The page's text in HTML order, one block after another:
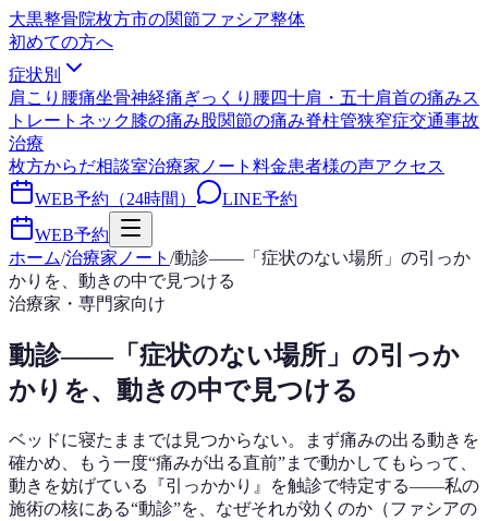
大黒整骨院枚方市の関節ファシア整体
初めての方へ
症状別
肩こり 腰痛坐骨神経痛ぎっくり腰四十肩・五十肩首の痛みス
トレートネック膝の痛み股関節の痛み脊柱管狭窄症交通事故
治療
枚方からだ相談室治療家ノート 料金患者様の声アクセス
WEB予約（24時間）
LINE予約
WEB予約
ホーム/治療家ノート /動診——「症状のない場所」の引っか
かりを、動きの中で見つける
治療家・専門家向け
動診——「症状のない場所」の引っか
かりを、動きの中で見つける
ベッドに寝たままでは見つからない。まず痛みの出る動きを
確かめ、もう一度“痛みが出る直前”まで動かしてもらって、
動きを妨げている『引っかかり』を触診で特定する——私の
施術の核にある“動診”を、なぜそれが効くのか（ファシアの